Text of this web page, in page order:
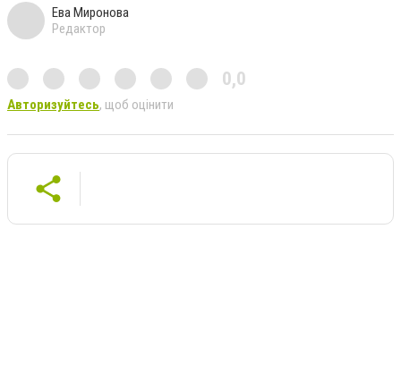
Ева Миронова
Редактор
0,0
Авторизуйтесь, щоб оцінити